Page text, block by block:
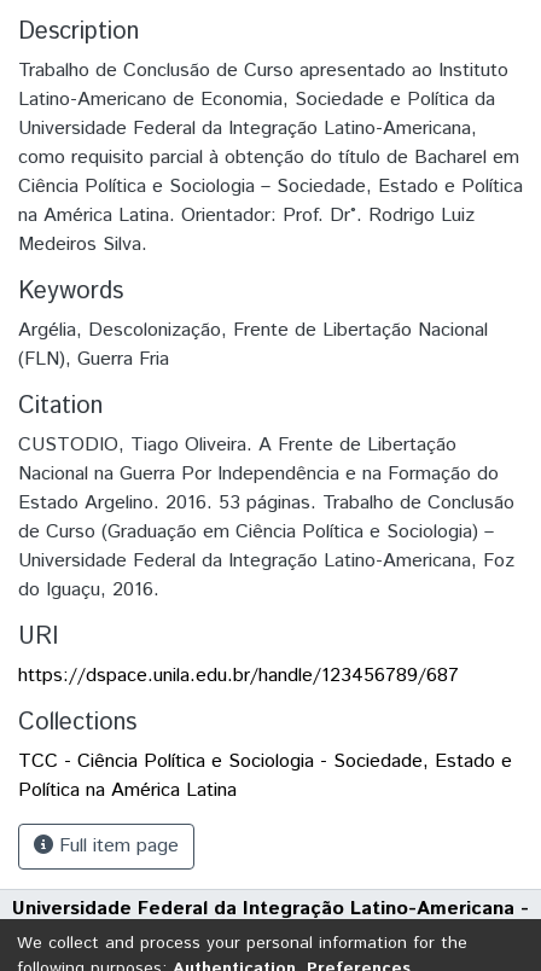
Description
Trabalho de Conclusão de Curso apresentado ao Instituto
Latino-Americano de Economia, Sociedade e Política da
Universidade Federal da Integração Latino-Americana,
como requisito parcial à obtenção do título de Bacharel em
Ciência Política e Sociologia – Sociedade, Estado e Política
na América Latina. Orientador: Prof. Dr°. Rodrigo Luiz
Medeiros Silva.
Keywords
Argélia, Descolonização, Frente de Libertação Nacional
(FLN), Guerra Fria
Citation
CUSTODIO, Tiago Oliveira. A Frente de Libertação
Nacional na Guerra Por Independência e na Formação do
Estado Argelino. 2016. 53 páginas. Trabalho de Conclusão
de Curso (Graduação em Ciência Política e Sociologia) –
Universidade Federal da Integração Latino-Americana, Foz
do Iguaçu, 2016.
URI
https://dspace.unila.edu.br/handle/123456789/687
Collections
TCC - Ciência Política e Sociologia - Sociedade, Estado e
Política na América Latina
Full item page
Universidade Federal da Integração Latino-Americana -
UNILA
We collect and process your personal information for the